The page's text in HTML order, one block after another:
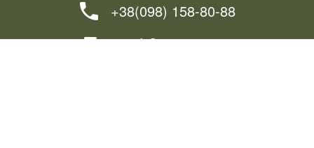
+38(098) 158-80-88
info@proxxon.in.ua